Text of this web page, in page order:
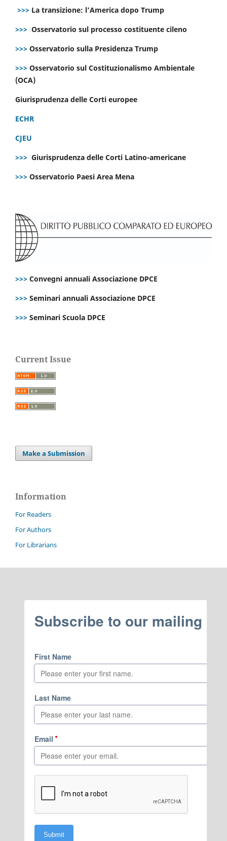
>>> La transizione: l’America dopo Trump
>>> Osservatorio sul processo costituente cileno
>>> Osservatorio sulla Presidenza Trump
>>> Osservatorio sul Costituzionalismo Ambientale
(OCA)
Giurisprudenza delle Corti europee
ECHR
CJEU
>>> Giurisprudenza delle Corti Latino-americane
>>> Osservatorio Paesi Area Mena
>>> Convegni annuali Associazione DPCE
>>> Seminari annuali Associazione DPCE
>>> Seminari Scuola DPCE
Current Issue
Make a Submission
Information
For Readers
For Authors
For Librarians